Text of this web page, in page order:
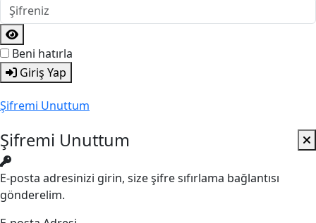
Beni hatırla
Giriş Yap
Şifremi Unuttum
Şifremi Unuttum
E-posta adresinizi girin, size şifre sıfırlama bağlantısı
gönderelim.